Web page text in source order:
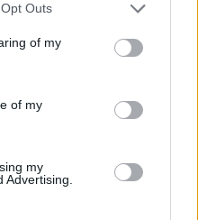
Outs
of my
of my
my
Advertising.
(3)
palies
įstaigos, iš kurių